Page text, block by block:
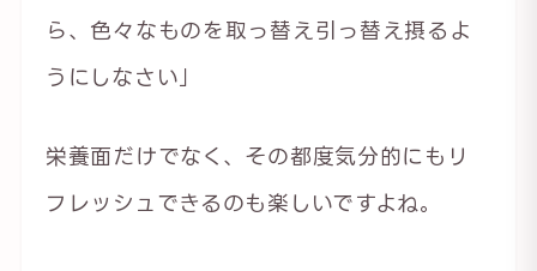
ら、色々なものを取っ替え引っ替え摂るよ
うにしなさい」
栄養面だけでなく、その都度気分的にもリ
フレッシュできるのも楽しいですよね。